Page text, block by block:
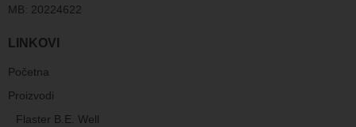
MB: 20224622
LINKOVI
Početna
Proizvodi
Flaster B.E. Well